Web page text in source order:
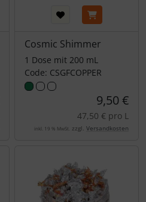
Cosmic Shimmer
1 Dose mit 200 mL
Code: CSGFCOPPER
9,50 €
47,50 € pro L
inkl. 19 % MwSt. zzgl. Versandkosten